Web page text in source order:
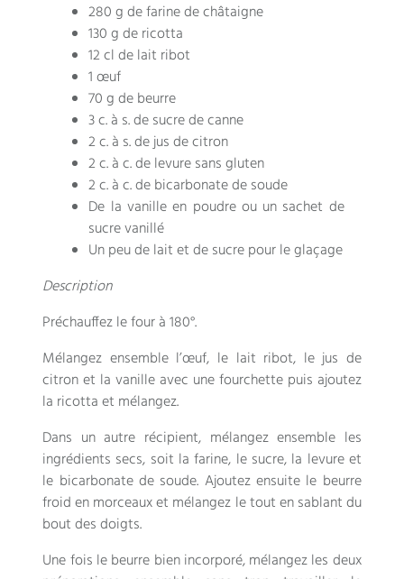
280 g de farine de châtaigne
130 g de ricotta
12 cl de lait ribot
1 œuf
70 g de beurre
3 c. à s. de sucre de canne
2 c. à s. de jus de citron
2 c. à c. de levure sans gluten
2 c. à c. de bicarbonate de soude
De la vanille en poudre ou un sachet de
sucre vanillé
Un peu de lait et de sucre pour le glaçage
Description
Préchauffez le four à 180°.
Mélangez ensemble l’œuf, le lait ribot, le jus de
citron et la vanille avec une fourchette puis ajoutez
la ricotta et mélangez.
Dans un autre récipient, mélangez ensemble les
ingrédients secs, soit la farine, le sucre, la levure et
le bicarbonate de soude. Ajoutez ensuite le beurre
froid en morceaux et mélangez le tout en sablant du
bout des doigts.
Une fois le beurre bien incorporé, mélangez les deux